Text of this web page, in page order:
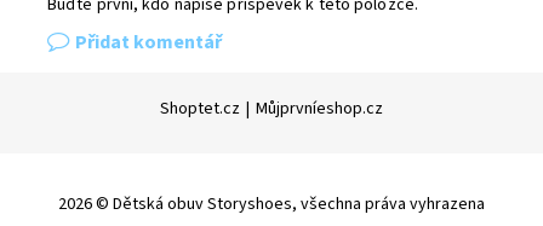
Přidat komentář
Shoptet.cz | Můjprvníeshop.cz
2026 © Dětská obuv Storyshoes, všechna práva vyhrazena